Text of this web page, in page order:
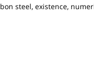
steel, existence,